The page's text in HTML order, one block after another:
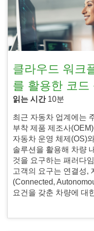
클라우드 워크
를 활용한 코드
읽는 시간10분
최근 자동차 업계에는
부착 제품 제조사
자동차 운영 체제(OS)
솔루션을 활용해 차량
것을 요구하는 패러다
고객의 요구는 연결성,
(Connected,
요건을 갖춘 차량에 대